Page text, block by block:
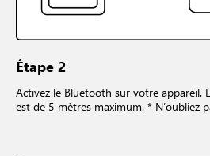
Étape 2
Activez le Bluetooth sur votre appareil.
est de 5 mètres maximum. * N’oubliez